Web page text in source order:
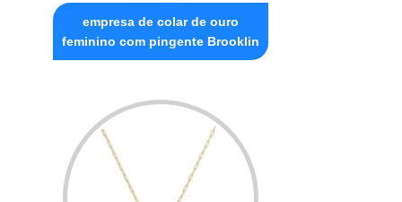
empresa de colar de ouro
feminino com pingente Brooklin